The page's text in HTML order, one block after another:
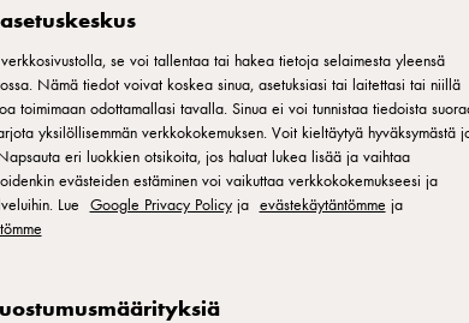
se voi tallentaa tai hakea tietoja selaimesta yleensä
Nämä tiedot voivat koskea sinua, asetuksiasi tai laitettasi tai niillä
toimimaan odottamallasi tavalla. Sinua ei voi tunnistaa tiedoista
yksilöllisemmän verkkokokemuksen. Voit kieltäytyä hyväksymästä
eri luokkien otsikoita, jos haluat lukea lisää ja vaihtaa
evästeiden estäminen voi vaikuttaa verkkokokemukseesi ja
Lue Google Privacy Policyja evästekäytäntömme ja